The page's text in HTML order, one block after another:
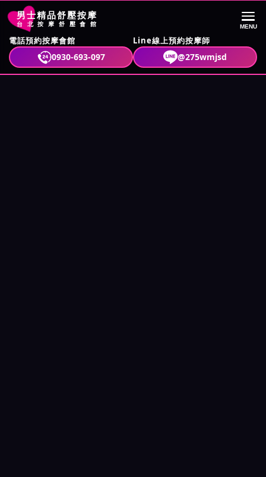
男士精品舒壓按摩
台北按摩舒壓會館
電話預約按摩會館
0930-693-097
Line線上預約按摩師
@275wmjsd
MENU